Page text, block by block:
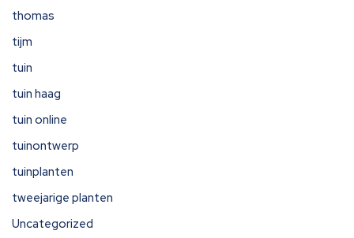
thomas
tijm
tuin
tuin haag
tuin online
tuinontwerp
tuinplanten
tweejarige planten
Uncategorized